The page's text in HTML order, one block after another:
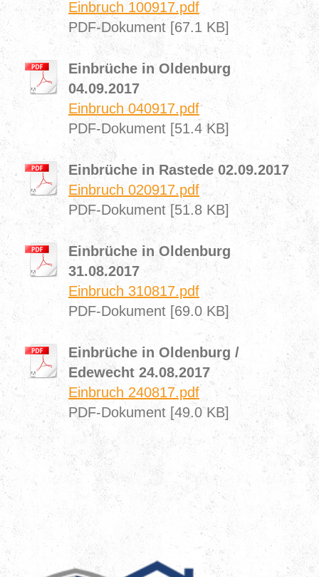
Einbruch 100917.pdf
PDF-Dokument [67.1 KB]
Einbrüche in Oldenburg
04.09.2017
Einbruch 040917.pdf
PDF-Dokument [51.4 KB]
Einbrüche in Rastede 02.09.2017
Einbruch 020917.pdf
PDF-Dokument [51.8 KB]
Einbrüche in Oldenburg
31.08.2017
Einbruch 310817.pdf
PDF-Dokument [69.0 KB]
Einbrüche in Oldenburg /
Edewecht 24.08.2017
Einbruch 240817.pdf
PDF-Dokument [49.0 KB]